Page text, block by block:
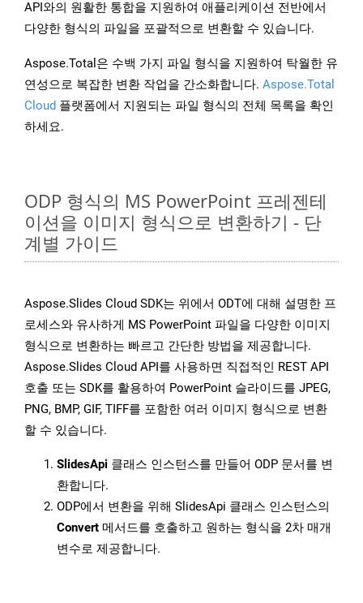
API와의 원활한 통합을 지원하여 애플리케이션 전반에서
다양한 형식의 파일을 포괄적으로 변환할 수 있습니다.
Aspose.Total은 수백 가지 파일 형식을 지원하여 탁월한 유
연성으로 복잡한 변환 작업을 간소화합니다. Aspose.Total
Cloud 플랫폼에서 지원되는 파일 형식의 전체 목록을 확인
하세요.
ODP 형식의 MS PowerPoint 프레젠테
이션을 이미지 형식으로 변환하기 - 단
계별 가이드
Aspose.Slides Cloud SDK는 위에서 ODT에 대해 설명한 프
로세스와 유사하게 MS PowerPoint 파일을 다양한 이미지
형식으로 변환하는 빠르고 간단한 방법을 제공합니다.
Aspose.Slides Cloud API를 사용하면 직접적인 REST API
호출 또는 SDK를 활용하여 PowerPoint 슬라이드를 JPEG,
PNG, BMP, GIF, TIFF를 포함한 여러 이미지 형식으로 변환
할 수 있습니다.
SlidesApi 클래스 인스턴스를 만들어 ODP 문서를 변
환합니다.
ODP에서 변환을 위해 SlidesApi 클래스 인스턴스의
Convert 메서드를 호출하고 원하는 형식을 2차 매개
변수로 제공합니다.